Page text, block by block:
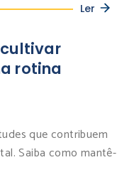
Ler
rotina
que contribuem
Saiba como mantê-